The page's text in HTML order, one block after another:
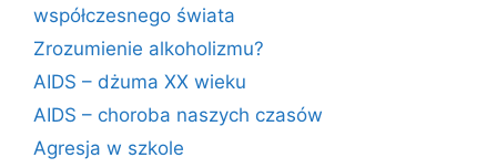
współczesnego świata
Zrozumienie alkoholizmu?
AIDS – dżuma XX wieku
AIDS – choroba naszych czasów
Agresja w szkole